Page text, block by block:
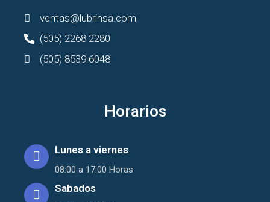
ventas@lubrinsa.com
(505) 2268 2280
(505) 8539 6048
Horarios
Lunes a viernes
08:00 a 17:00 Horas
Sabados